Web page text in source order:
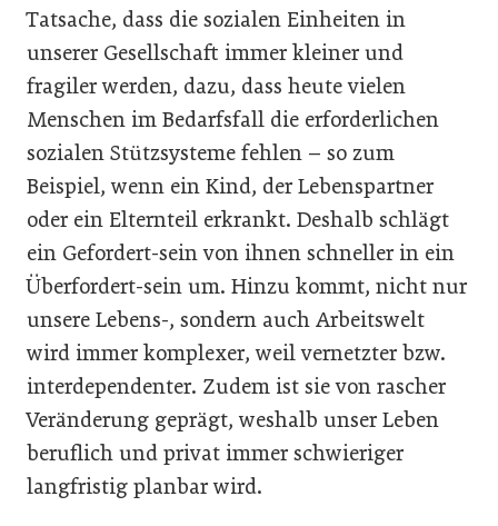
Tatsache, dass die sozialen Einheiten in
unserer Gesellschaft immer kleiner und
fragiler werden, dazu, dass heute vielen
Menschen im Bedarfsfall die erforderlichen
sozialen Stützsysteme fehlen – so zum
Beispiel, wenn ein Kind, der Lebenspartner
oder ein Elternteil erkrankt. Deshalb schlägt
ein Gefordert-sein von ihnen schneller in ein
Überfordert-sein um. Hinzu kommt, nicht nur
unsere Lebens-, sondern auch Arbeitswelt
wird immer komplexer, weil vernetzter bzw.
interdependenter. Zudem ist sie von rascher
Veränderung geprägt, weshalb unser Leben
beruflich und privat immer schwieriger
langfristig planbar wird.